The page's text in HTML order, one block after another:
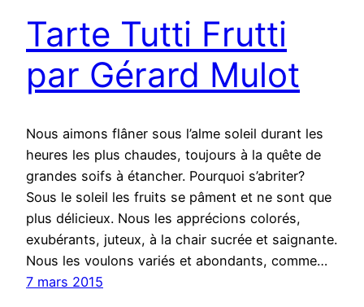
Tarte Tutti Frutti
par Gérard Mulot
Nous aimons flâner sous l’alme soleil durant les
heures les plus chaudes, toujours à la quête de
grandes soifs à étancher. Pourquoi s’abriter?
Sous le soleil les fruits se pâment et ne sont que
plus délicieux. Nous les apprécions colorés,
exubérants, juteux, à la chair sucrée et saignante.
Nous les voulons variés et abondants, comme…
7 mars 2015